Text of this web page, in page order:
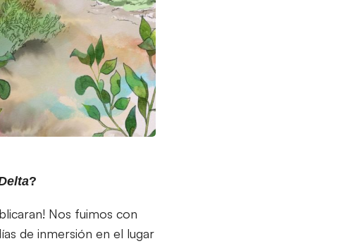
?
Nos fuimos con
de inmersión en el lugar